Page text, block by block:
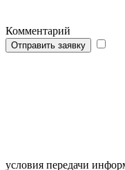
Комментарий
Отправить заявку
условия передачи